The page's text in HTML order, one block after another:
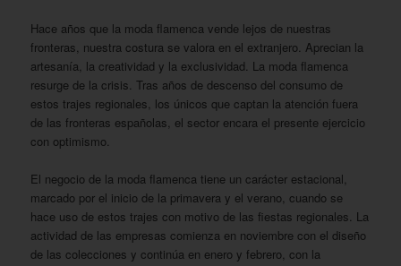
Hace años que la moda flamenca vende lejos de nuestras
fronteras, nuestra costura se valora en el extranjero. Aprecian la
artesanía, la creatividad y la exclusividad. La moda flamenca
resurge de la crisis. Tras años de descenso del consumo de
estos trajes regionales, los únicos que captan la atención fuera
de las fronteras españolas, el sector encara el presente ejercicio
con optimismo.
El negocio de la moda flamenca tiene un carácter estacional,
marcado por el inicio de la primavera y el verano, cuando se
hace uso de estos trajes con motivo de las fiestas regionales. La
actividad de las empresas comienza en noviembre con el diseño
de las colecciones y continúa en enero y febrero, con la